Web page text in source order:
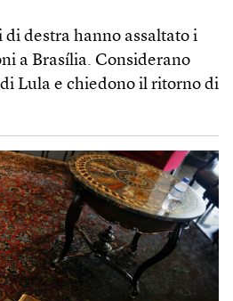
destra hanno assaltato i
a Brasília. Considerano
Lula e chiedono il ritorno di